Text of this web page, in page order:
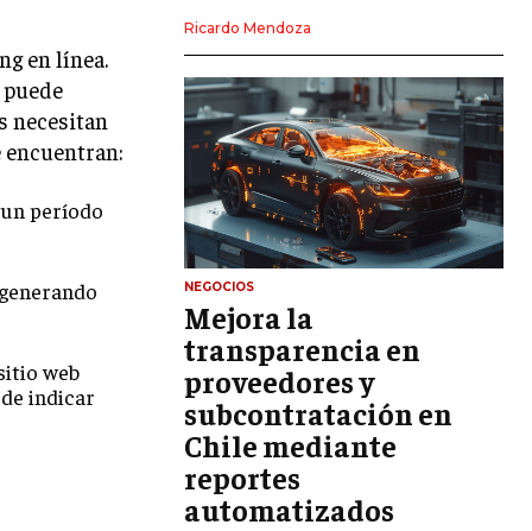
LIDERAZGO
EMPRENDIMIENTO
PLANIFICACIÓN EMPRESARIAL
FINANZAS
FINANZAS Y CONTABILIDAD
GESTIÓN DE RECURSOS FINANCIEROS
INVERSIONES Y MERCADOS FINANCIEROS
CONTABILIDAD EMPRESARIAL
ECONOMÍA EMPRESARIAL
INTERNACIONAL
NEGOCIOS INTERNACIONALES
en línea.
necesitan
encuentran:
período
web
indicar
Ricardo Mendoza
NEGOCIOS
Mejora la
transparencia en
proveedores y
subcontratación en
Chile mediante
reportes
automatizados